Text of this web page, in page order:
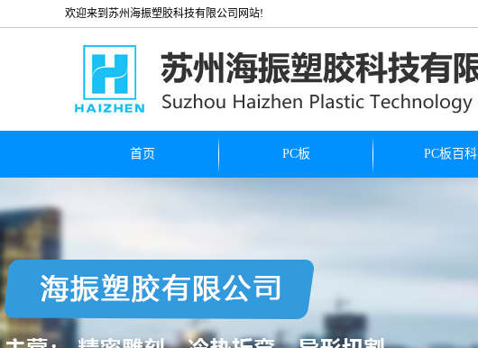
欢迎来到苏州海振塑胶科技有限公司网站!
首页 PC板 PC板百科